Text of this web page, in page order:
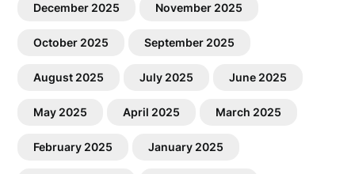
December 2025 November 2025
October 2025 September 2025
August 2025 July 2025 June 2025
May 2025 April 2025 March 2025
February 2025 January 2025